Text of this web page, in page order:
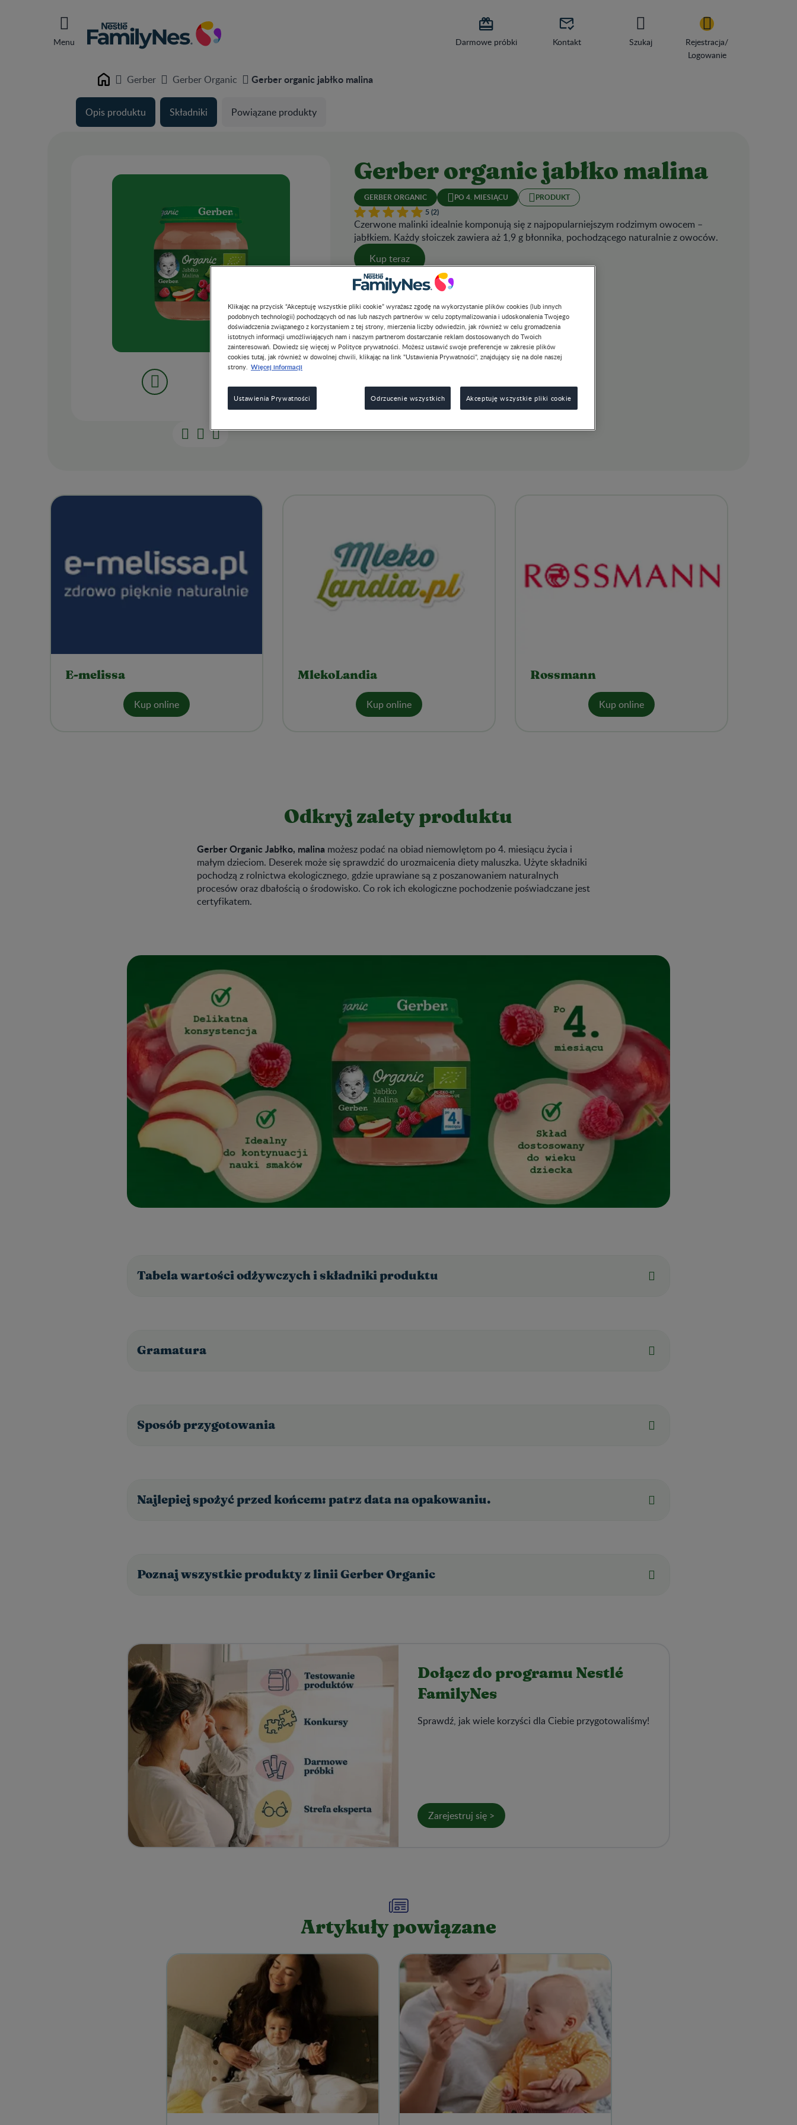
Menu

Darmowe próbki

Kontakt Szukaj
Rejestracja/
Logowanie
Home Gerber Gerber Organic Gerber organic jabłko malina
Opis produktu Składniki Powiązane produkty
Gerber organic jabłko malina
GERBER ORGANIC PO 4. MIESIĄCU
PRODUKT
5 (2)
Czerwone malinki idealnie komponują się z najpopularniejszym rodzimym owocem –
jabłkiem. Każdy słoiczek zawiera aż 1,9 g błonnika, pochodzącego naturalnie z owoców.
Kup teraz
E-melissa
Kup online
MlekoLandia
Kup online
Rossmann
Kup online
Odkryj zalety produktu
Gerber Organic Jabłko, malinamożesz podać na obiad niemowlętom po 4. miesiącu życia i
małym dzieciom. Deserek może się sprawdzić do urozmaicenia diety maluszka. Użyte składniki
pochodzą z rolnictwa ekologicznego, gdzie uprawiane są z poszanowaniem naturalnych
procesów oraz dbałością o środowisko. Co rok ich ekologiczne pochodzenie poświadczane jest
certyfikatem.
Tabela wartości odżywczych i składniki produktu
Gramatura
Sposób przygotowania
Najlepiej spożyć przed końcem: patrz data na opakowaniu.
Poznaj wszystkie produkty z linii Gerber Organic
Dołącz do programu Nestlé
FamilyNes
Sprawdź, jak wiele korzyści dla Ciebie przygotowaliśmy!
Zarejestruj się >
Artykuły powiązane
Klikając na przycisk “Akceptuję wszystkie pliki cookie” wyrażasz zgodę na wykorzystanie plików cookies (lub innych
podobnych technologii) pochodzących od nas lub naszych partnerów w celu zoptymalizowania i udoskonalenia Twojego
doświadczenia związanego z korzystaniem z tej strony, mierzenia liczby odwiedzin, jak również w celu gromadzenia
istotnych informacji umożliwiających nam i naszym partnerom dostarczanie reklam dostosowanych do Twoich
zainteresowań. Dowiedz się więcej w Polityce prywatności. Możesz ustawić swoje preferencje w zakresie plików
cookies tutaj, jak również w dowolnej chwili, klikając na link "Ustawienia Prywatności", znajdujący się na dole naszej
strony. Więcej informacji
Ustawienia Prywatności Odrzucenie wszystkich Akceptuję wszystkie pliki cookie